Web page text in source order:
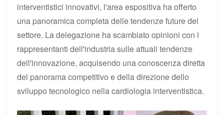
interventistici innovativi, l'area espositiva ha offerto
una panoramica completa delle tendenze future del
settore. La delegazione ha scambiato opinioni con i
rappresentanti dell'industria sulle attuali tendenze
dell'innovazione, acquisendo una conoscenza diretta
del panorama competitivo e della direzione dello
sviluppo tecnologico nella cardiologia interventistica.